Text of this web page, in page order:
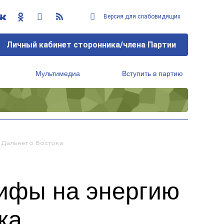
Версия для слабовидящих
Личный кабинет сторонника/члена Партии
Мультимедиа Вступить в партию
Востока
на энергию